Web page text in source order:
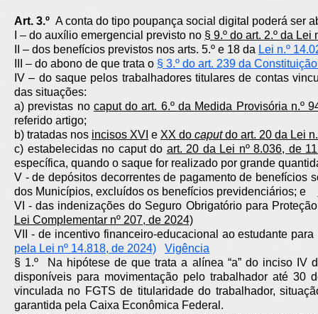
Art. 3.º A conta do tipo poupança social digital poderá ser
I – do auxílio emergencial previsto no § 9.º do art. 2.º da
II – dos benefícios previstos nos arts. 5.º e 18 da Lei n.º
III – do abono de que trata o § 3.º do art. 239 da
IV – do saque pelos trabalhadores titulares de contas
das situações:
a) previstas no caput do art. 6.º da Medida Provisória n.º
referido artigo;
b) tratadas nos incisos XVI e XX do caputdo art. 20 da Lei
c) estabelecidas no caput do art. 20 da Lei nº 8.036, de
específica, quando o saque for realizado por grande
V - de depósitos decorrentes de pagamento de benefícios
dos Municípios, excluídos os benefícios previdenciários; e
VI - das indenizações do Seguro Obrigatório para
Lei Complementar nº 207, de 2024)
VII - de incentivo financeiro-educacional ao estudante
pela Lei nº 14.818, de 2024)
Vigência
§ 1.º Na hipótese de que trata a alínea “a” do inciso IV
disponíveis para movimentação pelo trabalhador até 30
vinculada no FGTS de titularidade do trabalhador,
garantida pela Caixa Econômica Federal.